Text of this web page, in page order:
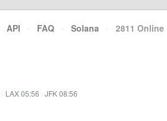
API · FAQ · Solana · 2811 Online
· LAX 05:56 · JFK 08:56